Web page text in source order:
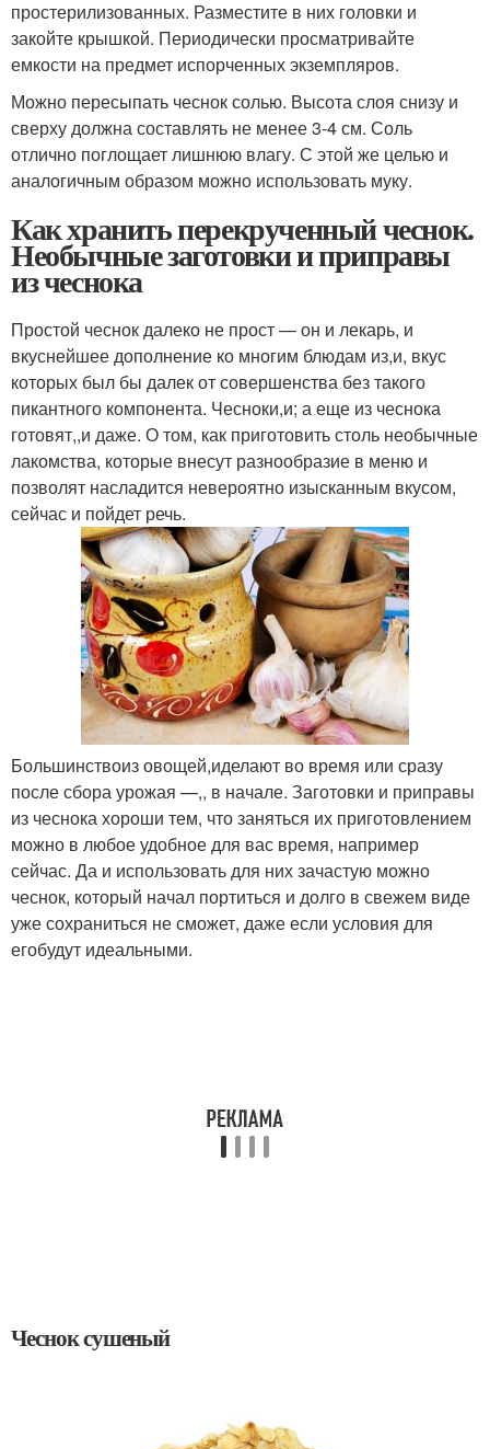
простерилизованных. Разместите в них головки и
закойте крышкой. Периодически просматривайте
емкости на предмет испорченных экземпляров.
Можно пересыпать чеснок солью. Высота слоя снизу и
сверху должна составлять не менее 3-4 см. Соль
отлично поглощает лишнюю влагу. С этой же целью и
аналогичным образом можно использовать муку.
Как хранить перекрученный чеснок.
Необычные заготовки и приправы
из чеснока
Простой чеснок далеко не прост — он и лекарь, и
вкуснейшее дополнение ко многим блюдам из,и, вкус
которых был бы далек от совершенства без такого
пикантного компонента. Чесноки,и; а еще из чеснока
готовят,,и даже. О том, как приготовить столь необычные
лакомства, которые внесут разнообразие в меню и
позволят насладится невероятно изысканным вкусом,
сейчас и пойдет речь.
Большинствоиз овощей,иделают во время или сразу
после сбора урожая —,, в начале. Заготовки и приправы
из чеснока хороши тем, что заняться их приготовлением
можно в любое удобное для вас время, например
сейчас. Да и использовать для них зачастую можно
чеснок, который начал портиться и долго в свежем виде
уже сохраниться не сможет, даже если условия для
егобудут идеальными.
Чеснок сушеный